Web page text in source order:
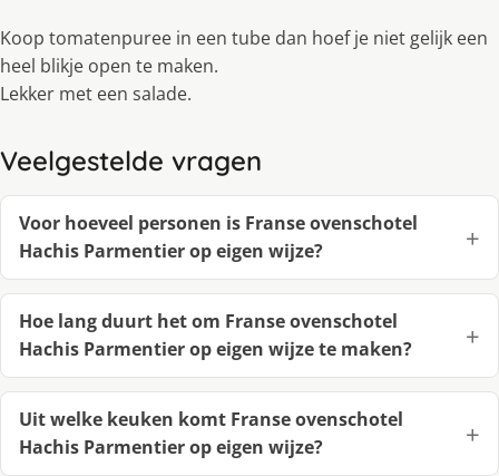
Koop tomatenpuree in een tube dan hoef je niet gelijk een
heel blikje open te maken.
Lekker met een salade.
Veelgestelde vragen
Voor hoeveel personen is Franse ovenschotel
Hachis Parmentier op eigen wijze?
Hoe lang duurt het om Franse ovenschotel
Hachis Parmentier op eigen wijze te maken?
Uit welke keuken komt Franse ovenschotel
Hachis Parmentier op eigen wijze?